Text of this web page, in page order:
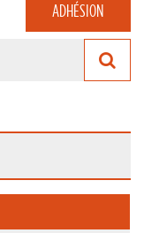
ADHÉSION